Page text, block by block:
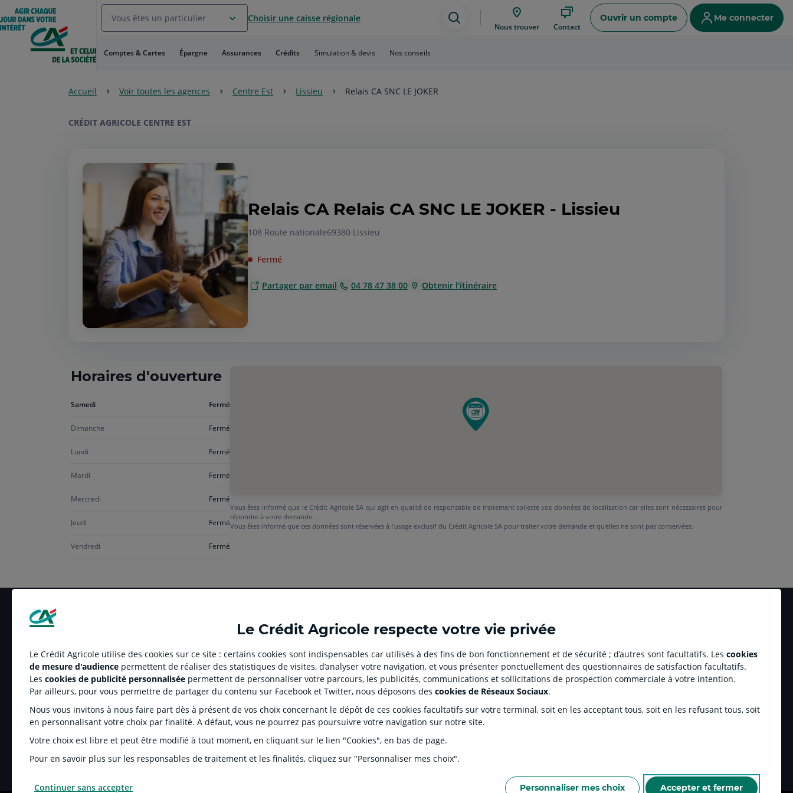
Le Crédit Agricole respecte votre vie privée
Le Crédit Agricole utilise des cookies sur ce site : certains cookies sont indispensables car utilisés à des fins de bon fonctionnement et de sécurité ; d’autres sont facultatifs. Les cookies
de mesure d'audience permettent de réaliser des statistiques de visites, d’analyser votre navigation, et vous présenter ponctuellement des questionnaires de satisfaction facultatifs.
Les cookies de publicité personnalisée permettent de personnaliser votre parcours, les publicités, communications et sollicitations de prospection commerciale à votre intention.
Par ailleurs, pour vous permettre de partager du contenu sur Facebook et Twitter, nous déposons des cookies de Réseaux Sociaux.
Nous vous invitons à nous faire part dès à présent de vos choix concernant le dépôt de ces cookies facultatifs sur votre terminal, soit en les acceptant tous, soit en les refusant tous, soit
en personnalisant votre choix par finalité. A défaut, vous ne pourrez pas poursuivre votre navigation sur notre site.
Votre choix est libre et peut être modifié à tout moment, en cliquant sur le lien "Cookies", en bas de page.
Pour en savoir plus sur les responsables de traitement et les finalités, cliquez sur "Personnaliser mes choix".
Personnaliser mes choix Accepter et fermer
Continuer sans accepter
Aller
au
Menu
Aller au
Contenu
Vous êtes un particulier Choisir une caisse régionale
Assistance
Nous trouver Contact
Ouvrir un compte Me connecter
Comptes & Cartes Épargne Assurances Crédits Simulation & devis Nos conseils
Accueil Voir toutes les agences Centre Est Lissieu Relais CA SNC LE JOKER
CRÉDIT AGRICOLE CENTRE EST
Relais CA Relais CA SNC LE JOKER - Lissieu
108 Route nationale69380 Lissieu
Fermé
Partager par email 04 78 47 38 00 Obtenir l'itinéraire
Horaires d'ouverture
SamediAujourd'hui
Fermé
Dimanche Fermé
Lundi Fermé
Mardi Fermé
Mercredi Fermé
Jeudi Fermé
Vendredi Fermé
Vous êtes informé que le Crédit Agricole SA qui agit en qualité de responsable de traitement collecte vos données de localisation car elles sont nécessaires pour
répondre à votre demande.
Vous êtes informé que ces données sont réservées à l’usage exclusif du Crédit Agricole SA pour traiter votre demande et qu’elles ne sont pas conservées.
Ouvert
dans
un
nouvel
onglet
:
aller
sur
la
page
facebook
dans
un
nouvel
onglet
:
Aller
sur
la
page
instagram
Ouvert
dans
un
nouvel
onglet
:
aller
sur
la
page
youtube
Ouvert
dans
un
nouvel
onglet
:
aller
sur
page
twitter
Ouvert
dans
un
nouvel
onglet
:
Aller
sur
LE CREDIT AGRICOLE
Banque coopérative
Charte éthique
Groupe Crédit Agricole
Recrutement
RELATION BANQUE CLIENT
Réclamation et médiation
Informations réglementaires
Fonds de Garantie des Dépôts et de Résolution (FGDR)
Rétractation-Résiliation
SITES SPECIALISES
Prêt immobilier en ligne
Agences immobilières Square
Habitat
Service de télésurveillance
Réseau professionnel Youzful
Partenariats sportifs
Accessibilité numérique du site